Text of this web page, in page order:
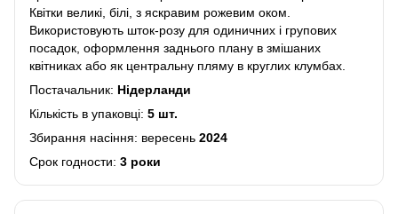
Квітки великі, білі, з яскравим рожевим оком.
Використовують шток-розу для одиничних і групових
посадок, оформлення заднього плану в змішаних
квітниках або як центральну пляму в круглих клумбах.
Постачальник: Нідерланди
Кількість в упаковці: 5 шт.
Збирання насіння: вересень 2024
Срок годности: 3 роки